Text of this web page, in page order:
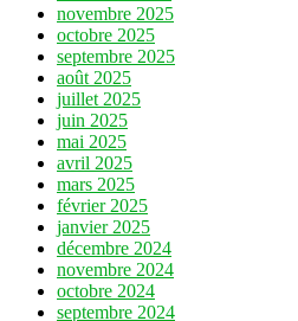
novembre 2025
octobre 2025
septembre 2025
août 2025
juillet 2025
juin 2025
mai 2025
avril 2025
mars 2025
février 2025
janvier 2025
décembre 2024
novembre 2024
octobre 2024
septembre 2024